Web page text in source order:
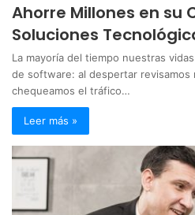
Ahorre Millones en su
Soluciones
La mayoría del tiempo nuestras
de software: al despertar revisamos
chequeamos el tráfico…
Leer más »